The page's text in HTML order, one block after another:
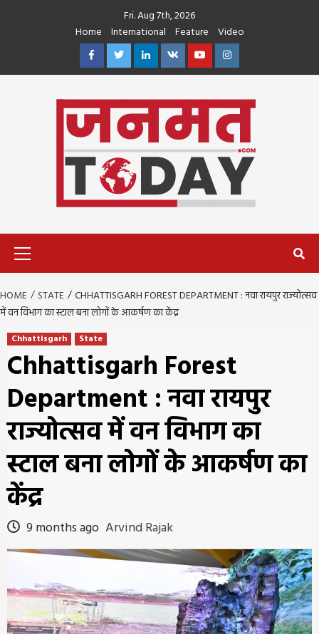
Fri. Aug 7th, 2026
Home
International Feature
Video
FacebookTwitterLinkedin
VK YoutubeInstagram
HOME STATE
CHHATTISGARH FOREST DEPARTMENT : नवा रायपुर राज्योत्सव
में वन विभाग का स्टाल बना लोगों के आकर्षण का केंद्र
Chhattisgarh State
Chhattisgarh Forest
Department : नवा रायपुर
राज्योत्सव में वन विभाग का
स्टाल बना लोगों के आकर्षण का
केंद्र
9 months ago Arvind Rajak